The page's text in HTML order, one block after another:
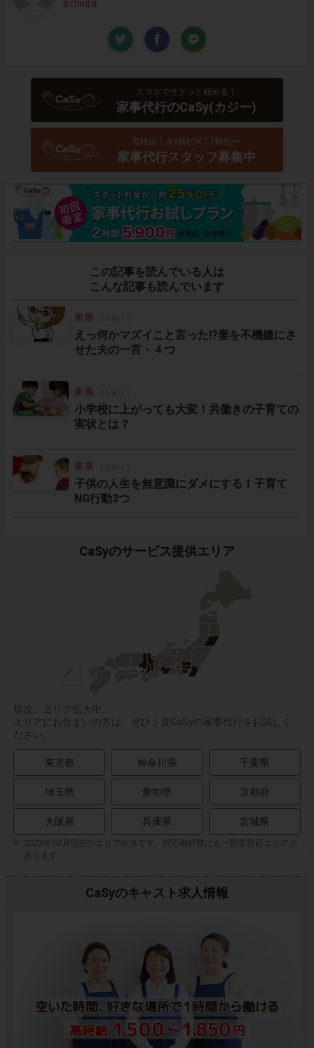
s.miura
スマホでサクッと頼める！
家事代行のCaSy(カジー)
高時給！未経験OK！1時間〜
家事代行スタッフ募集中
この記事を読んでいる人は
こんな記事も読んでいます
えっ何かマズイこと言った!?妻を不機嫌にさ
せた夫の一言・４つ
小学校に上がっても大変！共働きの子育ての
実状とは？
子供の人生を無意識にダメにする！子育て
NG行動3つ
CaSyのサービス提供エリア
順次、エリア拡大中。
エリアにお住まいの方は、ぜひ１度CaSyの家事代行をお試しく
ださい。
東京都 神奈川県 千葉県
埼玉県 愛知県 京都府
大阪府 兵庫県 宮城県
2023年10月現在のエリア状況です。対応都府県にも一部非対応エリアが
あります
CaSyのキャスト求人情報